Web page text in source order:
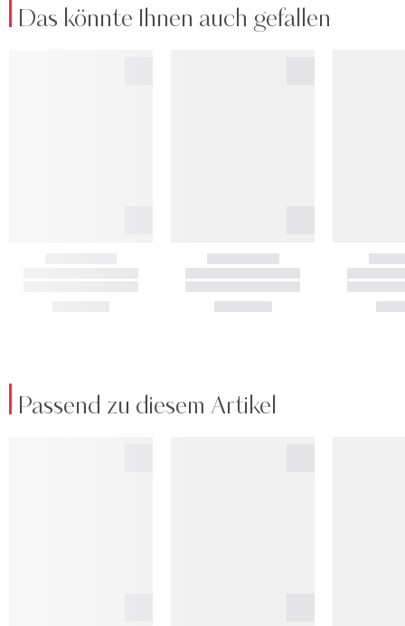
Das könnte Ihnen auch gefallen
Passend zu diesem Artikel